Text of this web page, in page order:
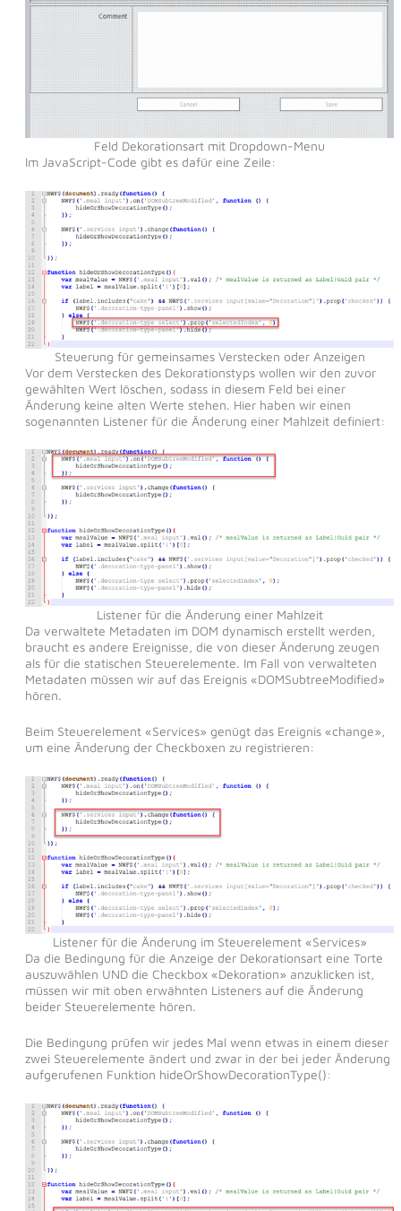
Feld Dekorationsart mit Dropdown-Menu
Im JavaScript-Code gibt es dafür eine Zeile:
Steuerung für gemeinsames Verstecken oder Anzeigen
Vor dem Verstecken des Dekorationstyps wollen wir den zuvor
gewählten Wert löschen, sodass in diesem Feld bei einer
Änderung keine alten Werte stehen. Hier haben wir einen
sogenannten Listener für die Änderung einer Mahlzeit definiert:
Listener für die Änderung einer Mahlzeit
Da verwaltete Metadaten im DOM dynamisch erstellt werden,
braucht es andere Ereignisse, die von dieser Änderung zeugen
als für die statischen Steuerelemente. Im Fall von verwalteten
Metadaten müssen wir auf das Ereignis «DOMSubtreeModified»
hören.
Beim Steuerelement «Services» genügt das Ereignis «change»,
um eine Änderung der Checkboxen zu registrieren:
Listener für die Änderung im Steuerelement «Services»
Da die Bedingung für die Anzeige der Dekorationsart eine Torte
auszuwählen UND die Checkbox «Dekoration» anzuklicken ist,
müssen wir mit oben erwähnten Listeners auf die Änderung
beider Steuerelemente hören.
Die Bedingung prüfen wir jedes Mal wenn etwas in einem dieser
zwei Steuerelemente ändert und zwar in der bei jeder Änderung
aufgerufenen Funktion hideOrShowDecorationType():